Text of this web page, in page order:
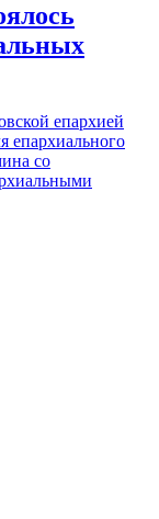
епархией
епархиального
со